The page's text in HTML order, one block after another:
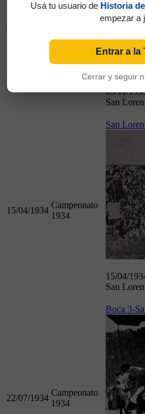
05/11/1933
05/11/
San
15/04/1934
Campeonato
1934
San
15/04/
San
22/07/1934
Campeonato
1934
Boca 3-
Usá tu usuario de Historia
empezar a
Entrar a la
Cerrar y seguir